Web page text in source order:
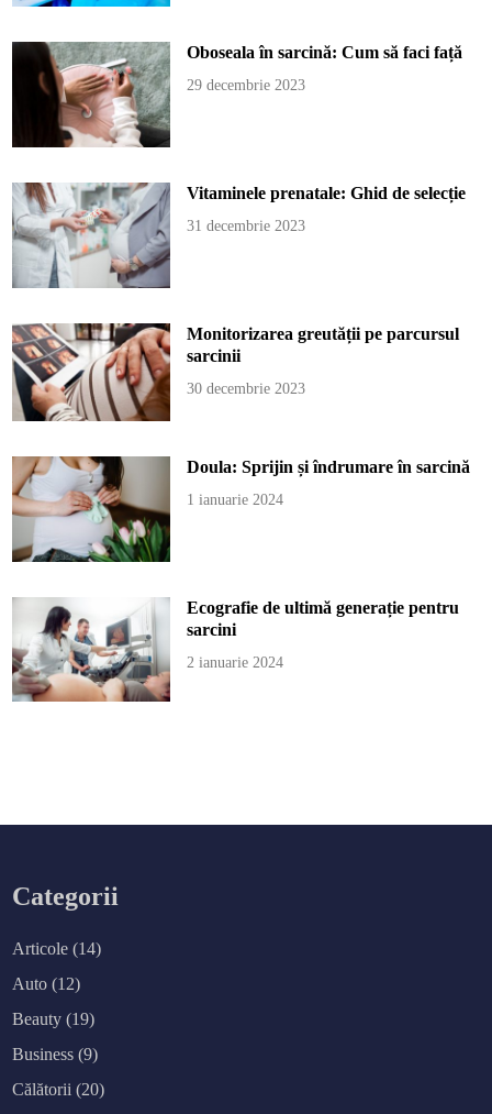
Oboseala în sarcină: Cum să faci față
29 decembrie 2023
Vitaminele prenatale: Ghid de selecție
31 decembrie 2023
Monitorizarea greutății pe parcursul
sarcinii
30 decembrie 2023
Doula: Sprijin și îndrumare în sarcină
1 ianuarie 2024
Ecografie de ultimă generație pentru
sarcini
2 ianuarie 2024
Categorii
Articole (14)
Auto (12)
Beauty (19)
Business (9)
Călătorii (20)